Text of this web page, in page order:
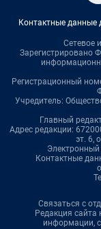
Контактные данные
Сетевое
Зарегистрировано
Регистрационный
Учредитель:
Главный
Адрес редакции:
эт. 6,
Электронный
Контактные
Связаться с
Редакция сайта
информации,